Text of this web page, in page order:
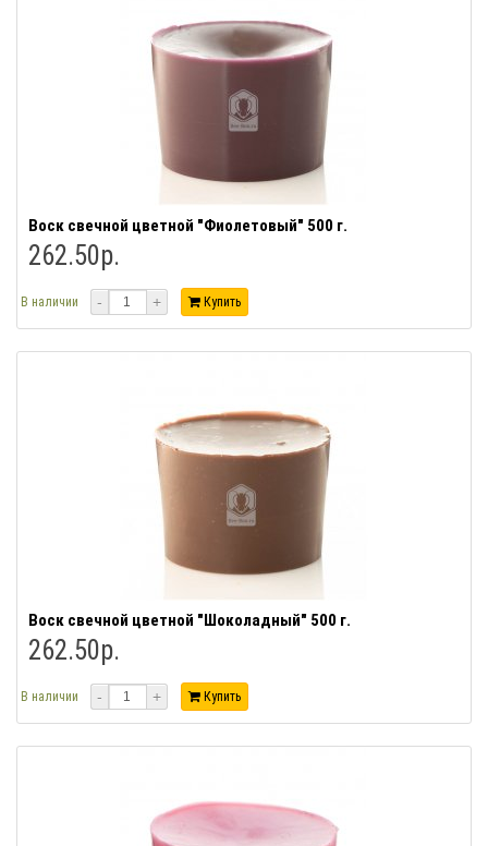
Воск свечной цветной "Фиолетовый" 500 г.
262.50р.
В наличии - + Купить
Воск свечной цветной "Шоколадный" 500 г.
262.50р.
В наличии - + Купить